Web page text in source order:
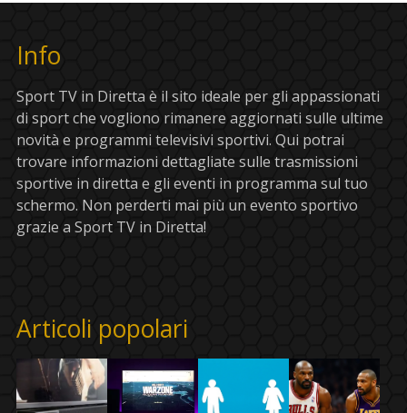
Info
Sport TV in Diretta è il sito ideale per gli appassionati
di sport che vogliono rimanere aggiornati sulle ultime
novità e programmi televisivi sportivi. Qui potrai
trovare informazioni dettagliate sulle trasmissioni
sportive in diretta e gli eventi in programma sul tuo
schermo. Non perderti mai più un evento sportivo
grazie a Sport TV in Diretta!
Articoli popolari